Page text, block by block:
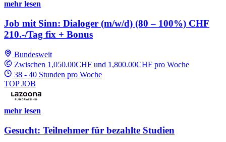
mehr lesen
Job mit Sinn: Dialoger (m/w/d) (80 – 100%) CHF
210.-/Tag fix + Bonus
Bundesweit
Zwischen 1,050.00CHF und 1,800.00CHF pro Woche
38 - 40 Stunden pro Woche
TOP JOB
mehr lesen
Gesucht: Teilnehmer für bezahlte Studien